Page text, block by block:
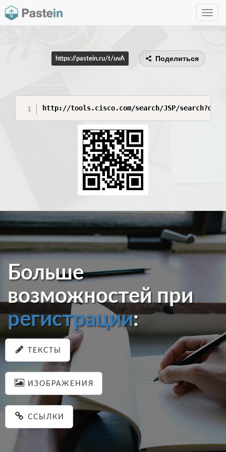
Toggle
https://pastein.ru/t/uvA Поделиться
http://tools.cisco.com/search/JSP/
Больше
возможностей при
регистрации:
ТЕКСТЫ
ИЗОБРАЖЕНИЯ
ССЫЛКИ